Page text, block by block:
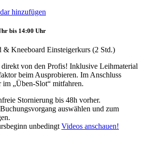
hinzufügen
bis 14:00 Uhr
& Kneeboard Einsteigerkurs (2 Std.)
von den Profis! Inklusive Leihmaterial
beim Ausprobieren. Im Anschluss
im „Üben-Slot“ mitfahren.
Stornierung bis 48h vorher.
auswählen und zum
unbedingt Videos anschauen!